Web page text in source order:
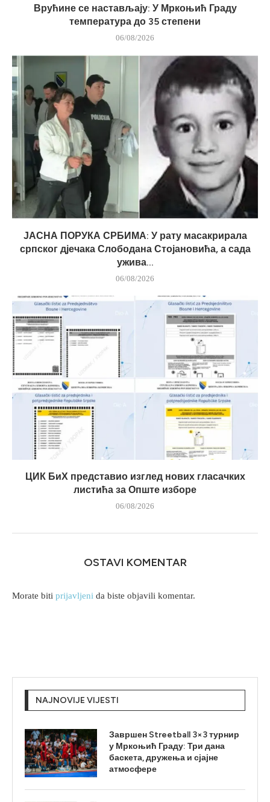
Врућине се настављају: У Мркоњић Граду
температура до 35 степени
06/08/2026
ЈАСНА ПОРУКА СРБИМА: У рату масакрирала
српског дјечака Слободана Стојановића, а сада
ужива...
06/08/2026
ЦИК БиХ представио изглед нових гласачких
листића за Опште изборе
06/08/2026
OSTAVI KOMENTAR
Morate biti prijavljeni da biste objavili komentar.
NAJNOVIJE VIJESTI
Завршен Streetball 3×3 турнир
у Мркоњић Граду: Три дана
баскета, дружења и сјајне
атмосфере